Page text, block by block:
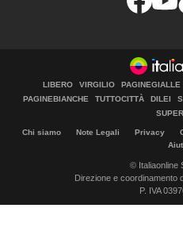
LIBERO VIRGILIO PAGINEGIALLE
PAGINEBIANCHE
TUTTOCITTÀ DILEI
Chi siamo Note Legali Privacy
© Italiaonline
Direzione e coordinamento
P. IVA